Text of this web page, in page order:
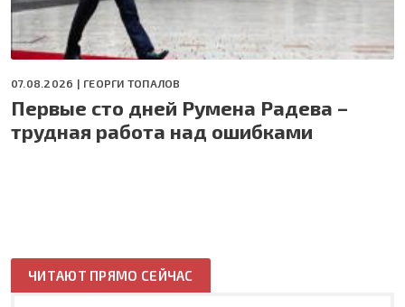
07.08.2026 | ГЕОРГИ ТОПАЛОВ
Первые сто дней Румена Радева –
трудная работа над ошибками
ЧИТАЮТ ПРЯМО СЕЙЧАС